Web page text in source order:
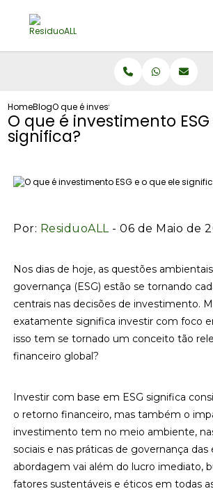
HomeBlogO que é investimento ESG e o que ele
O que é investimento
significa?
Por: ResiduoALL- 06 de Maio de
Nos dias de hoje, as questões
governança (ESG) estão se tornando
centrais nas decisões de investimento.
exatamente significa investir com foco
isso tem se tornado um conceito tão
financeiro global?
Investir com base em ESG significa
o retorno financeiro, mas também o
investimento tem no meio ambiente,
sociais e nas práticas de governança das
abordagem vai além do lucro imediato,
fatores sustentáveis e éticos em todas